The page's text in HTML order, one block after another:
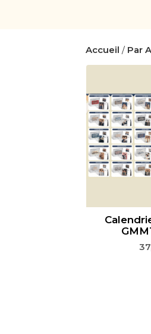
Accueil / Par